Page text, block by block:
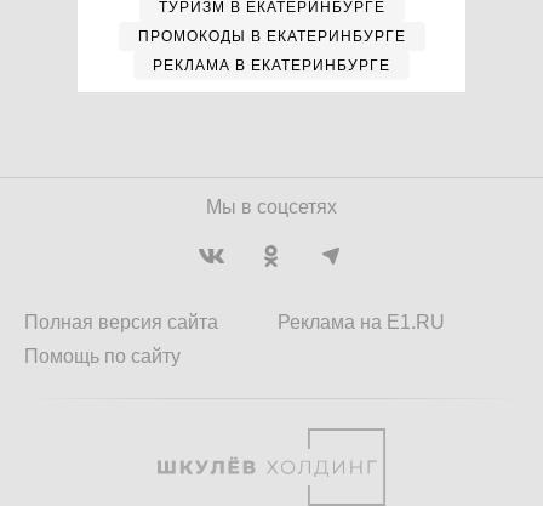
ТУРИЗМ В ЕКАТЕРИНБУРГЕ
ПРОМОКОДЫ В ЕКАТЕРИНБУРГЕ
РЕКЛАМА В ЕКАТЕРИНБУРГЕ
Мы в соцсетях
Полная версия сайта
Помощь по сайту
Реклама на E1.RU